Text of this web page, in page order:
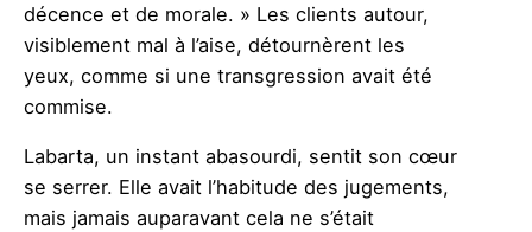
décence et de morale. » Les clients autour,
visiblement mal à l’aise, détournèrent les
yeux, comme si une transgression avait été
commise.
Labarta, un instant abasourdi, sentit son cœur
se serrer. Elle avait l’habitude des jugements,
mais jamais auparavant cela ne s’était